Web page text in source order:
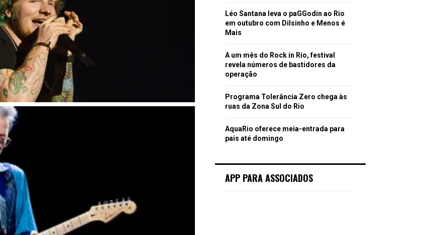
Léo Santana leva o paGGodin ao Rio
em outubro com Dilsinho e Menos é
Mais
A um mês do Rock in Rio, festival
revela números de bastidores da
operação
Programa Tolerância Zero chega às
ruas da Zona Sul do Rio
AquaRio oferece meia-entrada para
pais até domingo
APP PARA ASSOCIADOS